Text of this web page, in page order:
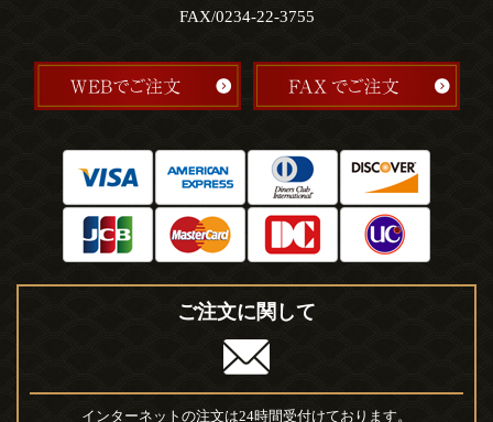
FAX/0234-22-3755
ご注文に関して
インターネットの注文は24時間受付けております。